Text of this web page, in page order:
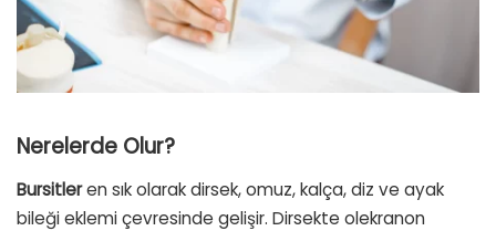
Nerelerde Olur?
Bursitleren sık olarak dirsek, omuz, kalça, diz ve ayak
bileği eklemi çevresinde gelişir. Dirsekte olekranon